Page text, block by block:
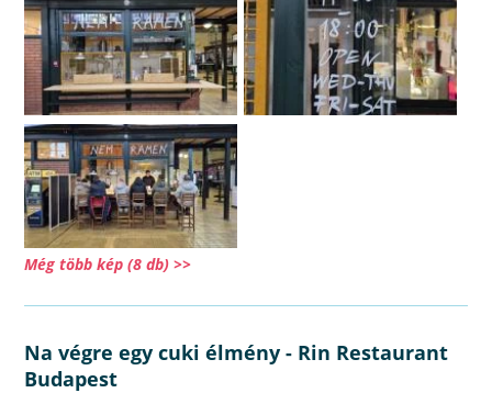
Még több kép (8 db) >>
Na végre egy cuki élmény- Rin Restaurant
Budapest